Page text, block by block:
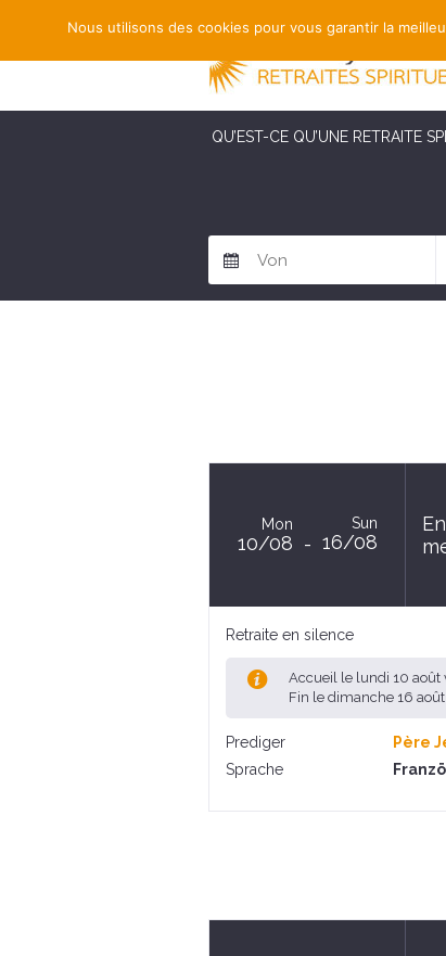
QU’EST-CE QU’UNE RETRAITE
Mon
10/08
Sun
16/08
Retraite en silence
Accueil le lundi 10 août
Fin le dimanche 16
Prediger
Père
Sprache
Nous utilisons des cookies pour vous garantir la